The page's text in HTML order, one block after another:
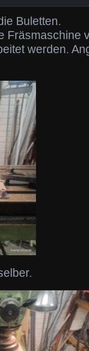
Buletten.
Fräsmaschine
werden.